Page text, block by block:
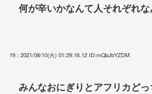
何が辛いかなんて人それぞれ
19 : 2021/08/10(火) 01:29:16.12 ID:mQbJbYZDM
みんなおにぎりとアフリカどっ